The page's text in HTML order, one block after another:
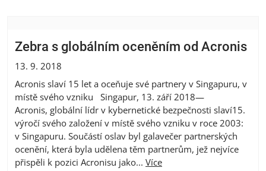
Zebra s globálním oceněním od Acronis
13. 9. 2018
Acronis slaví 15 let a oceňuje své partnery v Singapuru, v
místě svého vzniku Singapur, 13. září 2018—
Acronis, globální lídr v kybernetické bezpečnosti slaví15.
výročí svého založení v místě svého vzniku v roce 2003:
v Singapuru. Součástí oslav byl galavečer partnerských
ocenění, která byla udělena těm partnerům, jež nejvíce
přispěli k pozici Acronisu jako... Více